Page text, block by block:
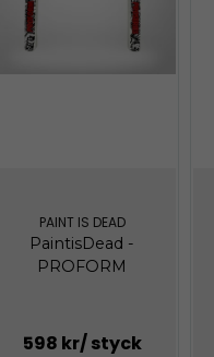
PAINT IS DEAD
PaintisDead -
PROFORM
598 kr/ styck